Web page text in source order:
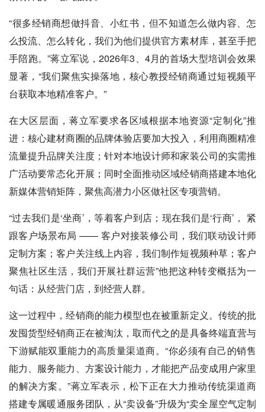
“很多经销商想做抖音、小红书，但不知道怎么做内容、怎
么投流、怎么转化，我们为他们提供官方素材库，甚至手把
手陪跑。”蒋立军说，2026年3、4月的首场大型培训会效果
显著，“我们聚焦实操落地，核心教授经销商通过短视频平
台获取本地精准客户。”
在大区层面，蒋立军要求各区域根据本地资源“定制化”推
进：核心建材商圈的品牌体验店要加大投入，利用商圈精准
流量提升品牌关注度；针对本地设计师和家装公司的实需推
广活动要常态化开展；同时全面推动区域经销商搭建本地化
新媒体营销矩阵，聚焦高潜力小区做社区专项营销。
“过去我们是‘坐商’，等着客户到店；现在我们是‘行商’， 紧
跟客户场景布局 —— 客户对接装修公司，我们联动设计师
定制方案；客户关注线上内容，我们制作短视频种草；客户
聚焦社区生活，我们开展社群运营”他把这种转变概括为一
句话：从经营门店，到经营人群。
这一过程中，经销商的能力模型也在被重新定义。传统的批
发囤货型经销商正在被淘汰，取而代之的是具备终端直营与
下游赋能双重能力的高质量渠道商。“你必须有自己的销售
能力、服务能力、方案设计能力，才能把产品变成用户家里
的解决方案。”蒋立军表示，松下正在大力推动传统渠道商
搭建专属暖通服务团队，从“卖设备”升级为“卖全屋空气定制